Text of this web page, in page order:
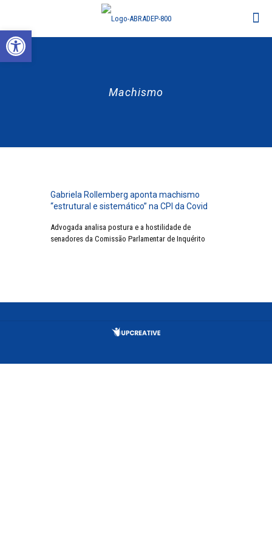
Machismo
Gabriela Rollemberg aponta machismo
“estrutural e sistemático” na CPI da Covid
Advogada analisa postura e a hostilidade de
senadores da Comissão Parlamentar de Inquérito
Abrir a barra de ferramentas